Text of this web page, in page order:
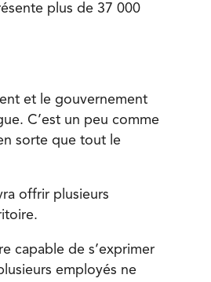
plus de 37 000
et le gouvernement
C’est un peu comme
sorte que tout le
offrir plusieurs
capable de s’exprimer
employés ne